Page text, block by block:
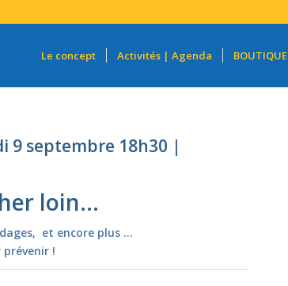
Le concept Activités | Agenda BOUTIQUE
9 septembre 18h30 |
loin…
et encore plus …
!